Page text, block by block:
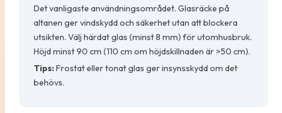
Det vanligaste användningsområdet. Glasräcke på
altanen ger vindskydd och säkerhet utan att blockera
utsikten. Välj härdat glas (minst 8 mm) för utomhusbruk.
Höjd minst 90 cm (110 cm om höjdskillnaden är >50 cm).
Tips:Frostat eller tonat glas ger insynsskydd om det
behövs.